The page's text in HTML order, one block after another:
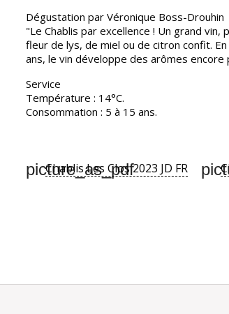
Dégustation par Véronique Boss-Drouhin
"Le Chablis par excellence ! Un grand
fleur de lys, de miel ou de citron confit.
ans, le vin développe des arômes
Service
Température : 14°C.
Consommation : 5 à 15 ans.
picture_as_pdf
Chablis Les Clos 2023 JD FR